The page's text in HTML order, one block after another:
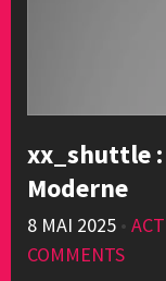
xx_shuttle :
Moderne
8 MAI 2025 •
COMMENTS